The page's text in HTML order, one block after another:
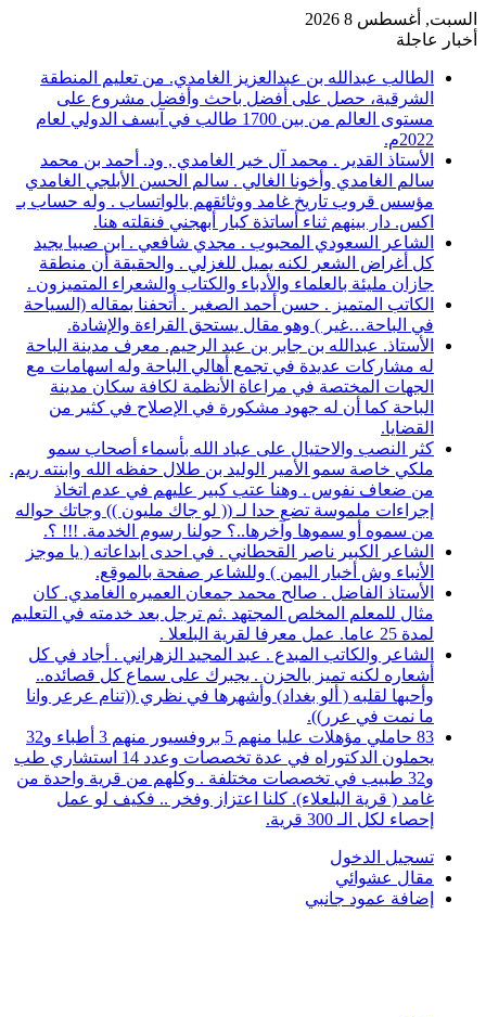
السبت, أغسطس 8 2026
أخبار عاجلة
الطالب عبدالله بن عبدالعزيز الغامدي. من تعليم المنطقة
الشرقية، حصل على أفضل باحث وأفضل مشروع على
مستوى العالم من بين 1700 طالب في آيسف الدولي لعام
2022م.
الأستاذ القدير . محمد آل خير الغامدي , ود. أحمد بن محمد
سالم الغامدي وأخونا الغالي . سالم الحسن الأبلجي الغامدي
مؤسس قروب تاريخ غامد ووثائقهم بالواتساب . وله حساب بـ
اكس. دار بينهم ثناء أساتذة كبار أبهجني فنقلته هنا.
الشاعر السعودي المحبوب . مجدي شافعي . ابن صبيا يجيد
كل أغراض الشعر لكنه يميل للغزلي . والحقيقة أن منطقة
جازان مليئة بالعلماء والأدباء والكتاب والشعراء المتميزون .
الكاتب المتميز . حسن أحمد الصغير . أتحفنا بمقاله (السياحة
في الباحة…غير ) وهو مقال يستحق القراءة والإشادة.
الأستاذ. عبدالله بن جابر بن عبد الرحيم. معرف مدينة الباحة
له مشاركات عديدة في تجمع أهالي الباحة وله اسهامات مع
الجهات المختصة في مراعاة الأنظمة لكافة سكان مدينة
الباحة كما أن له جهود مشكورة في الإصلاح في كثير من
القضايا.
كثر النصب والاحتيال على عباد الله بأسماء أصحاب سمو
ملكي خاصة سمو الأمير الوليد بن طلال حفظه الله وابنته ريم.
من ضعاف نفوس . وهنا عتب كبير عليهم في عدم اتخاذ
إجراءات ملموسة تضع حدا لـ (( لو جاك مليون )) وجاتك حواله
من سموه أو سموها وآخرها..؟ حولنا رسوم الخدمة. !!! ؟.
الشاعر الكبير ناصر القحطاني . في احدى ابداعاته ( يا موجز
الأنباء وش أخبار اليمن ) وللشاعر صفحة بالموقع.
الأستاذ الفاضل . صالح محمد جمعان العميره الغامدي. كان
مثال للمعلم المخلص المجتهد .ثم ترجل بعد خدمته في التعليم
لمدة 25 عاما. عمل معرفا لقرية البلعلا .
الشاعر والكاتب المبدع . عبد المجيد الزهراني . أجاد في كل
أشعاره لكنه تميز بالحزن . يجبرك على سماع كل قصائده..
وأحبها لقلبه ( ألو بغداد) وأشهرها في نظري ((تنام عرعر وانا
ما نمت في عرر)).
83 حاملي مؤهلات عليا منهم 5 بروفسيور منهم 3 أطباء و32
يحملون الدكتوراه في عدة تخصصات وعدد 14 استشاري طب
و32 طبيب في تخصصات مختلفة . وكلهم من قرية واحدة من
غامد ( قرية البلعلاء). كلنا اعتزاز وفخر .. فكيف لو عمل
إحصاء لكل الـ 300 قرية.
تسجيل الدخول
مقال عشوائي
إضافة عمود جانبي